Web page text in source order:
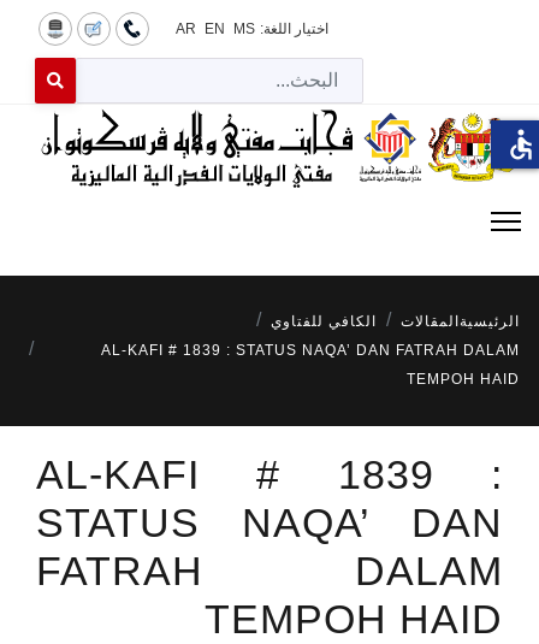
اختيار اللغة: MS
EN
AR
for results.
الرئيسية المقالات
الكافي للفتاوي
AL-KAFI # 1839 : STATUS NAQA’ DAN FATRAH DALAM
TEMPOH HAID
AL-KAFI # 1839 :
STATUS NAQA’ DAN
FATRAH DALAM
TEMPOH HAID
accessible